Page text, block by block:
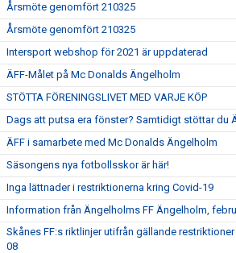
Årsmöte genomfört 210325
Årsmöte genomfört 210325
Intersport webshop för 2021 är uppdaterad
ÄFF-Målet på Mc Donalds Ängelholm
STÖTTA FÖRENINGSLIVET MED VARJE KÖP
Dags att putsa era fönster? Samtidigt stöttar du
ÄFF i samarbete med Mc Donalds Ängelholm
Säsongens nya fotbollsskor är här!
Inga lättnader i restriktionerna kring Covid-19
Information från Ängelholms FF Ängelholm,
Skånes FF:s riktlinjer utifrån gällande restriktioner
08